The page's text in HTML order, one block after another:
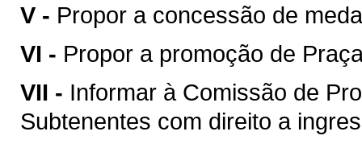
V - Propor a concessão de
VI - Propor a promoção de
VII - Informar à Comissão de
Subtenentes com direito a